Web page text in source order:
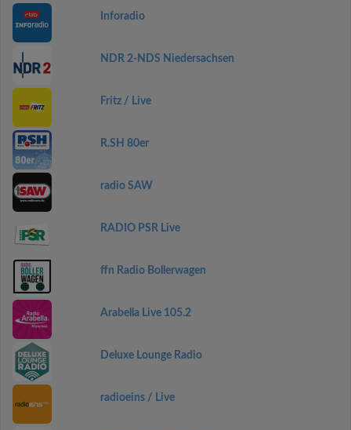
Inforadio
NDR 2-NDS Niedersachsen
Fritz / Live
R.SH 80er
radio SAW
RADIO PSR Live
ffn Radio Bollerwagen
Arabella Live 105.2
Deluxe Lounge Radio
radioeins / Live